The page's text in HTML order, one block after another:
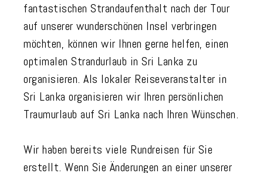
fantastischen Strandaufenthalt nach der Tour
auf unserer wunderschönen Insel verbringen
möchten, können wir Ihnen gerne helfen, einen
optimalen Strandurlaub in Sri Lanka zu
organisieren. Als lokaler Reiseveranstalter in
Sri Lanka organisieren wir Ihren persönlichen
Traumurlaub auf Sri Lanka nach Ihren Wünschen.
Wir haben bereits viele Rundreisen für Sie
erstellt. Wenn Sie Änderungen an einer unserer